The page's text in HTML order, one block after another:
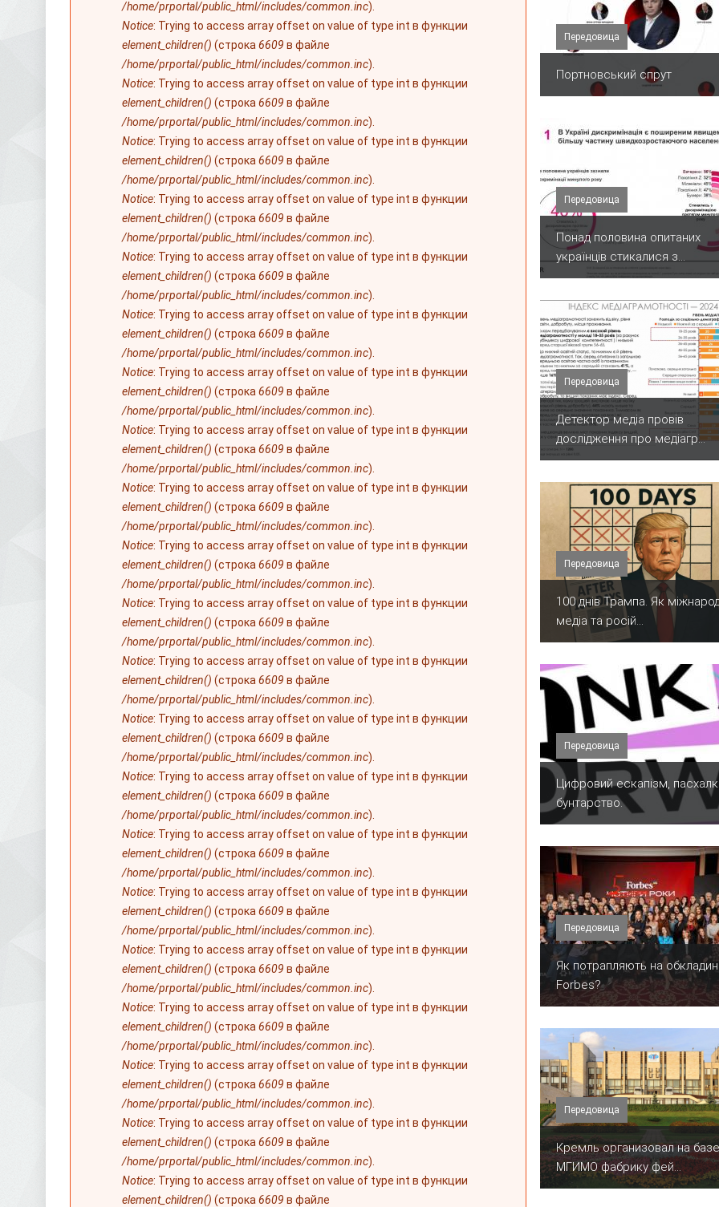
/home/prportal/public_html/includes/common.inc).
Notice: Trying to access array offset on value of type int в функции
element_children() (строка 6609 в файле
/home/prportal/public_html/includes/common.inc).
Notice: Trying to access array offset on value of type int в функции
element_children() (строка 6609 в файле
/home/prportal/public_html/includes/common.inc).
Notice: Trying to access array offset on value of type int в функции
element_children() (строка 6609 в файле
/home/prportal/public_html/includes/common.inc).
Notice: Trying to access array offset on value of type int в функции
element_children() (строка 6609 в файле
/home/prportal/public_html/includes/common.inc).
Notice: Trying to access array offset on value of type int в функции
element_children() (строка 6609 в файле
/home/prportal/public_html/includes/common.inc).
Notice: Trying to access array offset on value of type int в функции
element_children() (строка 6609 в файле
/home/prportal/public_html/includes/common.inc).
Notice: Trying to access array offset on value of type int в функции
element_children() (строка 6609 в файле
/home/prportal/public_html/includes/common.inc).
Notice: Trying to access array offset on value of type int в функции
element_children() (строка 6609 в файле
/home/prportal/public_html/includes/common.inc).
Notice: Trying to access array offset on value of type int в функции
element_children() (строка 6609 в файле
/home/prportal/public_html/includes/common.inc).
Notice: Trying to access array offset on value of type int в функции
element_children() (строка 6609 в файле
/home/prportal/public_html/includes/common.inc).
Notice: Trying to access array offset on value of type int в функции
element_children() (строка 6609 в файле
/home/prportal/public_html/includes/common.inc).
Notice: Trying to access array offset on value of type int в функции
element_children() (строка 6609 в файле
/home/prportal/public_html/includes/common.inc).
Notice: Trying to access array offset on value of type int в функции
element_children() (строка 6609 в файле
/home/prportal/public_html/includes/common.inc).
Notice: Trying to access array offset on value of type int в функции
element_children() (строка 6609 в файле
/home/prportal/public_html/includes/common.inc).
Notice: Trying to access array offset on value of type int в функции
element_children() (строка 6609 в файле
/home/prportal/public_html/includes/common.inc).
Notice: Trying to access array offset on value of type int в функции
element_children() (строка 6609 в файле
/home/prportal/public_html/includes/common.inc).
Notice: Trying to access array offset on value of type int в функции
element_children() (строка 6609 в файле
/home/prportal/public_html/includes/common.inc).
Notice: Trying to access array offset on value of type int в функции
element_children() (строка 6609 в файле
/home/prportal/public_html/includes/common.inc).
Notice: Trying to access array offset on value of type int в функции
element_children() (строка 6609 в файле
/home/prportal/public_html/includes/common.inc).
Notice: Trying to access array offset on value of type int в функции
element_children() (строка 6609 в файле
/home/prportal/public_html/includes/common.inc).
Notice: Trying to access array offset on value of type int в функции
element_children() (строка 6609 в файле
Передовица
Портновський спрут
Передовица
Понад половина опитаних
українців стикалися з...
Передовица
Детектор медіа провів
дослідження про медіагр...
Передовица
100 днів Трампа. Як
медіа та росій...
Передовица
​Цифровий ескапізм,
бунтарство.
Передовица
​Як потрапляють на
Forbes?
Передовица
Кремль организовал на базе
МГИМО фабрику фей...